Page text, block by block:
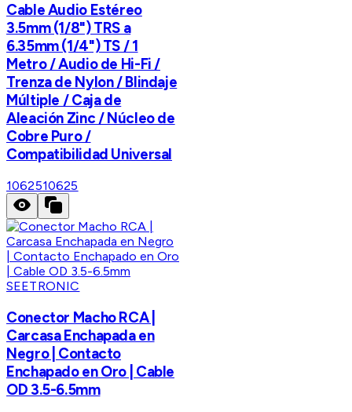
Cable Audio Estéreo
3.5mm (1/8") TRS a
6.35mm (1/4") TS / 1
Metro / Audio de Hi-Fi /
Trenza de Nylon / Blindaje
Múltiple / Caja de
Aleación Zinc / Núcleo de
Cobre Puro /
Compatibilidad Universal
1062510625
SEETRONIC
Conector Macho RCA |
Carcasa Enchapada en
Negro | Contacto
Enchapado en Oro | Cable
OD 3.5-6.5mm